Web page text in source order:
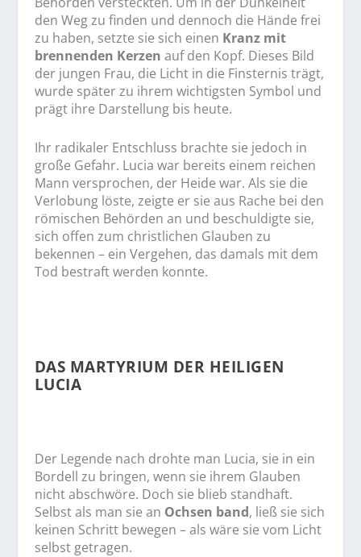
den Weg zu finden und dennoch die Hände frei
zu haben, setzte sie sich einen Kranz mit
brennenden Kerzen auf den Kopf. Dieses Bild
der jungen Frau, die Licht in die Finsternis trägt,
wurde später zu ihrem wichtigsten Symbol und
prägt ihre Darstellung bis heute.
Ihr radikaler Entschluss brachte sie jedoch in
große Gefahr. Lucia war bereits einem reichen
Mann versprochen, der Heide war. Als sie die
Verlobung löste, zeigte er sie aus Rache bei den
römischen Behörden an und beschuldigte sie,
sich offen zum christlichen Glauben zu
bekennen – ein Vergehen, das damals mit dem
Tod bestraft werden konnte.
DAS MARTYRIUM DER HEILIGEN
LUCIA
Der Legende nach drohte man Lucia, sie in ein
Bordell zu bringen, wenn sie ihrem Glauben
nicht abschwöre. Doch sie blieb standhaft.
Selbst als man sie an Ochsen band, ließ sie sich
keinen Schritt bewegen – als wäre sie vom Licht
selbst getragen.